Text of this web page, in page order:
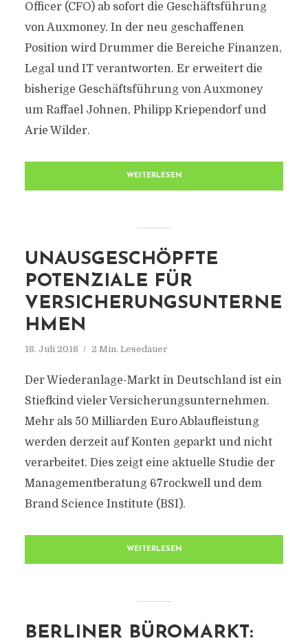
Officer (CFO) ab sofort die Geschäftsführung
von Auxmoney. In der neu geschaffenen
Position wird Drummer die Bereiche Finanzen,
Legal und IT verantworten. Er erweitert die
bisherige Geschäftsführung von Auxmoney
um Raffael Johnen, Philipp Kriependorf und
Arie Wilder.
WEITERLESEN
UNAUSGESCHÖPFTE
POTENZIALE FÜR
VERSICHERUNGSUNTERNE
HMEN
18. Juli 2018 2 Min. Lesedauer
Der Wiederanlage-Markt in Deutschland ist ein
Stiefkind vieler Versicherungsunternehmen.
Mehr als 50 Milliarden Euro Ablaufleistung
werden derzeit auf Konten geparkt und nicht
verarbeitet. Dies zeigt eine aktuelle Studie der
Managementberatung 67rockwell und dem
Brand Science Institute (BSI).
WEITERLESEN
BERLINER BÜROMARKT: